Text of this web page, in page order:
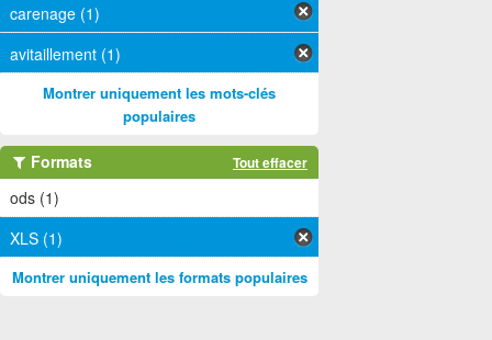
carenage (1)
avitaillement (1)
Montrer uniquement les mots-clés
populaires
Formats Tout effacer
ods (1)
XLS (1)
Montrer uniquement les formats populaires